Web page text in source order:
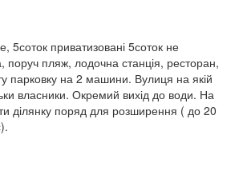
5соток приватизовані 5соток не
поруч пляж, лодочна станція, ресторан,
парковку на 2 машини. Вулиця на якій
власники. Окремий вихід до води. На
ділянку поряд для розширення ( до 20